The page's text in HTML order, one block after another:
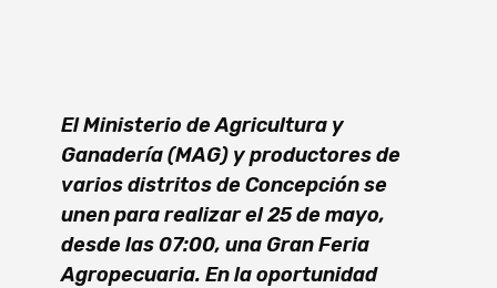
El Ministerio de Agricultura y
Ganadería (MAG) y productores de
varios distritos de Concepción se
unen para realizar el 25 de mayo,
desde las 07:00, una Gran Feria
Agropecuaria. En la oportunidad